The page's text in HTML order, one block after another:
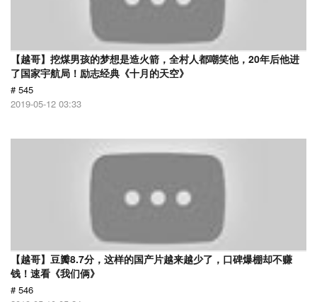
【越哥】挖煤男孩的梦想是造火箭，全村人都嘲笑他，20年后他进
了国家宇航局！励志经典《十月的天空》
# 545
2019-05-12 03:33
【越哥】豆瓣8.7分，这样的国产片越来越少了，口碑爆棚却不赚
钱！速看《我们俩》
# 546